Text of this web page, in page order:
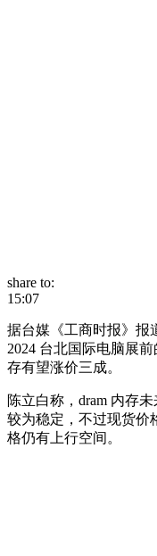
share to:
15:07
据台媒《工商时报》报
2024 台北国际电脑展
存有望涨价三成。
陈立白称，dram 内存
较为稳定，不过现货价
格仍有上行空间。